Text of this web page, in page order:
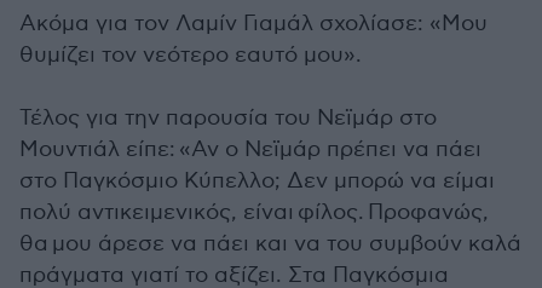
Ακόμα για τον Λαμίν Γιαμάλ σχολίασε: «Μου
θυμίζει τον νεότερο εαυτό μου».
Τέλος για την παρουσία του Νεϊμάρ στο
Μουντιάλ είπε: «Αν ο Νεϊμάρ πρέπει να πάει
στο Παγκόσμιο Κύπελλο; Δεν μπορώ να είμαι
πολύ αντικειμενικός, είναι φίλος. Προφανώς,
θα μου άρεσε να πάει και να του συμβούν καλά
πράγματα γιατί το αξίζει. Στα Παγκόσμια